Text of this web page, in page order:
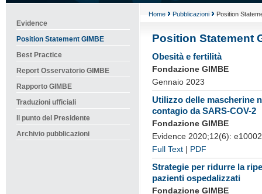
Evidence
Position Statement GIMBE
Best Practice
Report Osservatorio GIMBE
Rapporto GIMBE
Traduzioni ufficiali
Il punto del Presidente
Archivio pubblicazioni
Home Pubblicazioni Position
Position Statement
Obesità e fertilità
Fondazione GIMBE
Gennaio 2023
Utilizzo delle mascherine
contagio da SARS-COV-2
Fondazione GIMBE
Evidence 2020;12(6):
Full Text | PDF
Strategie per ridurre la
pazienti ospedalizzati
Fondazione GIMBE